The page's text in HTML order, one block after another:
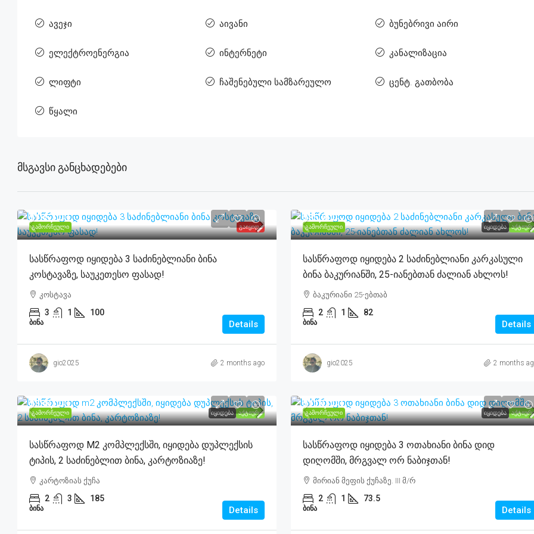
ავეჯი აივანი ბუნებრივი აირი
ელექტროენერგია ინტერნეტი კანალიზაცია
ლიფტი ჩაშენებული სამზარეულო ცენტ. გათბობა
წყალი
Მსგავსი Განცხადებები
ᲒᲐᲛᲝᲠᲩᲔᲣᲚᲘ ᲒᲐᲘᲧᲘᲓᲐ
$185,000
Სასწრაფოდ Იყიდება 3 Საძინებლიანი Ბინა
Კოსტავაზე, Საუკეთესო Ფასად!
კოსტავა
3 1 100
ᲑᲘᲜᲐ Details
gio2025 2 months ago
ᲒᲐᲛᲝᲠᲩᲔᲣᲚᲘ ᲘᲧᲘᲓᲔᲑᲐ
$85,000
Სასწრაფოდ Იყიდება 2 Საძინებლიანი Კარკასული
Ბინა Ბაკურიანში, 25-Იანებთან Ძალიან Ახლოს!
ბაკურიანი 25-ებთაბ
2 1 82
ᲑᲘᲜᲐ Details
gio2025 2 months
ᲒᲐᲛᲝᲠᲩᲔᲣᲚᲘ ᲘᲧᲘᲓᲔᲑᲐ ᲐᲥᲢᲘᲣᲠᲘ
$380,000
Სასწრაფოდ M2 Კომპლექსში, Იყიდება Დუპლექსის
Ტიპის, 2 Საძინებლით Ბინა, Კარტოზიაზე!
კარტოზიას ქუჩა
2 3 185
ᲑᲘᲜᲐ Details
ᲒᲐᲛᲝᲠᲩᲔᲣᲚᲘ ᲘᲧᲘᲓᲔᲑᲐ
$110,000
Სასწრაფოდ Იყიდება 3 Ოთახიანი Ბინა Დიდ
Დიღომში, Მრგვალ Ორ Ნაბიჯთან!
მირიან მეფის ქუჩაზე. III მ/რ
2 1 73.5
ᲑᲘᲜᲐ Details